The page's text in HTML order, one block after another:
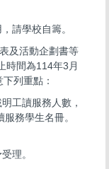
請學校自籌。
及活動企劃書等
時間為114年3月
意下列重點：
工讀服務人數，
務學生名冊。
理。